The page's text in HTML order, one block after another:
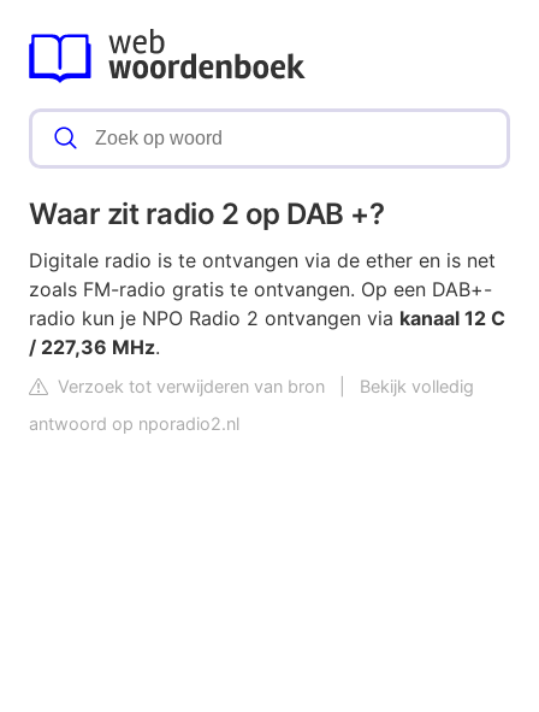
Waar zit radio 2 op DAB +?
Digitale radio is te ontvangen via de ether en is net
zoals FM-radio gratis te ontvangen. Op een DAB+-
radio kun je NPO Radio 2 ontvangen via kanaal 12 C
/ 227,36 MHz.
Verzoek tot verwijderen van bron
Bekijk volledig
antwoord op nporadio2.nl